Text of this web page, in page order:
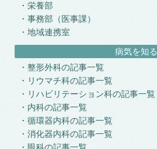
栄養部
事務部（医事課）
地域連携室
病気を知る
整形外科の記事一覧
リウマチ科の記事一覧
リハビリテーション科の記事一覧
内科の記事一覧
循環器内科の記事一覧
消化器内科の記事一覧